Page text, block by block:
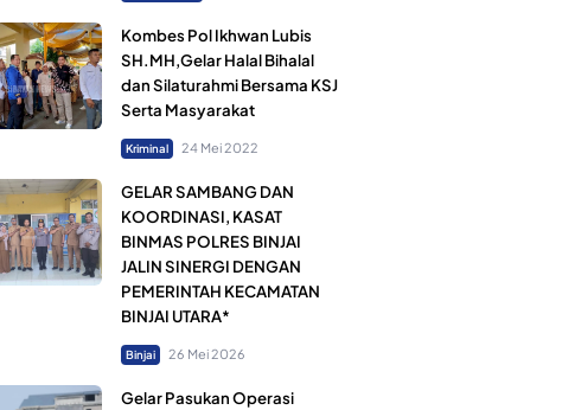
Kombes Pol Ikhwan Lubis
SH.MH,Gelar Halal Bihalal
dan Silaturahmi Bersama KSJ
Serta Masyarakat
Kriminal 24 Mei 2022
GELAR SAMBANG DAN
KOORDINASI, KASAT
BINMAS POLRES BINJAI
JALIN SINERGI DENGAN
PEMERINTAH KECAMATAN
BINJAI UTARA*
Binjai 26 Mei 2026
Gelar Pasukan Operasi